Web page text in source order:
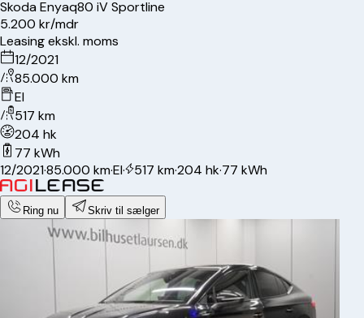
SkodaEnyaq80 iV Sportline
5.200 kr/mdr
Leasing ekskl. moms
12/2021
85.000 km
El
517 km
204 hk
77 kWh
12/2021·85.000 km·El· 517 km·204 hk·77 kWh
Ring nu Skriv til sælger